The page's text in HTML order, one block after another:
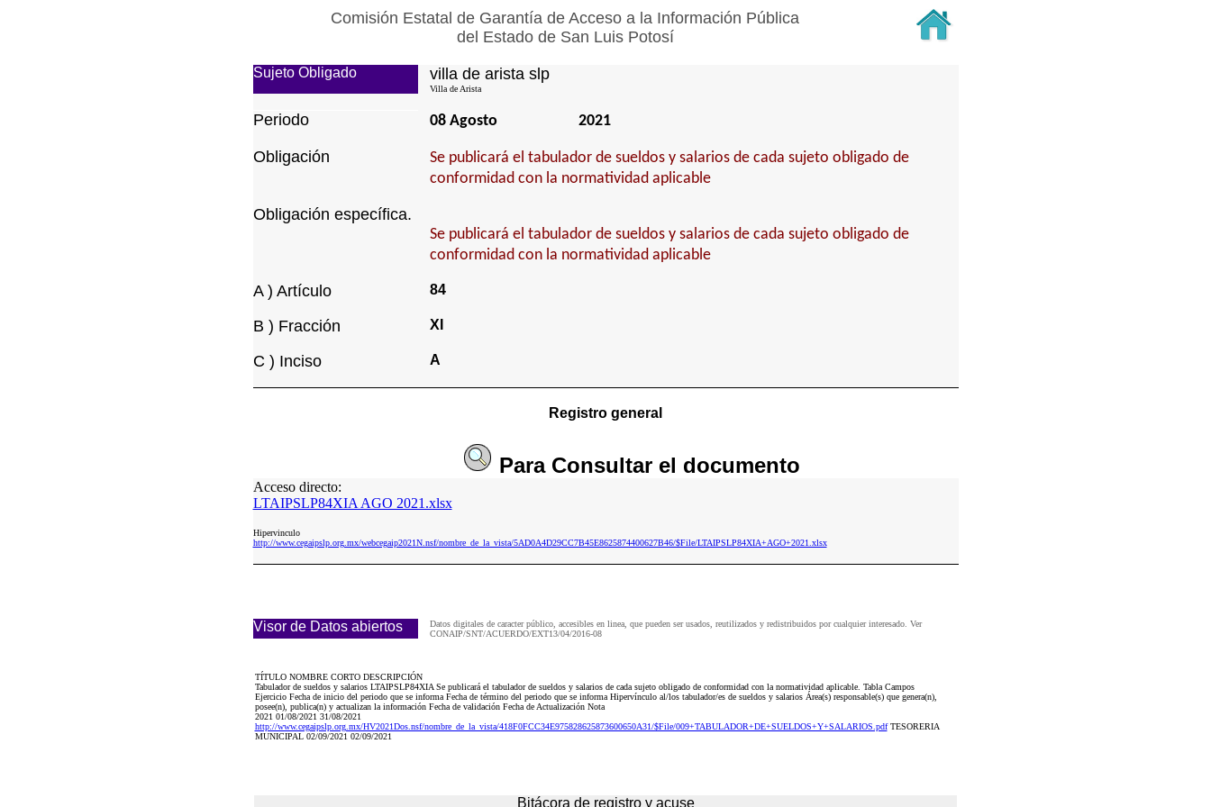
Comisión Estatal de Garantía de Acceso a la Información Pública
del Estado de San Luis Potosí
Sujeto Obligado villa de arista slp
Villa de Arista
Periodo 08 Agosto 2021
Obligación
Se publicará el tabulador de sueldos y salarios de cada sujeto obligado de
conformidad con la normatividad aplicable
Obligación específica.
Se publicará el tabulador de sueldos y salarios de cada sujeto obligado de
conformidad con la normatividad aplicable
A ) Artículo 84
B ) Fracción XI
C ) Inciso A
Registro general
Para Consultarel documento
Acceso directo:
LTAIPSLP84XIA AGO 2021.xlsx
Hipervinculo
http://www.cegaipslp.org.mx/webcegaip2021N.nsf/nombre_de_la_vista/5AD0A4D29CC7B45E8625874400627B46/$File/LTAIPSLP84XIA+AGO+2021.xlsx
Visor de Datos abiertos
Datos digitales de caracter público, accesibles en linea, que pueden ser usados, reutilizados y redistribuidos por cualquier interesado. Ver
CONAIP/SNT/ACUERDO/EXT13/04/2016-08
TÍTULO NOMBRE CORTO DESCRIPCIÓN
Tabulador de sueldos y salarios LTAIPSLP84XIA Se publicará el tabulador de sueldos y salarios de cada sujeto obligado de conformidad con la normatividad aplicable. Tabla Campos
Ejercicio Fecha de inicio del periodo que se informa Fecha de término del periodo que se informa Hipervínculo al/los tabulador/es de sueldos y salarios Área(s) responsable(s) que genera(n),
posee(n), publica(n) y actualizan la información Fecha de validación Fecha de Actualización Nota
2021 01/08/2021 31/08/2021
http://www.cegaipslp.org.mx/HV2021Dos.nsf/nombre_de_la_vista/418F0FCC34E975828625873600650A31/$File/009+TABULADOR+DE+SUELDOS+Y+SALARIOS.pdfTESORERIA
MUNICIPAL 02/09/2021 02/09/2021
Bitácora de registro y acuse